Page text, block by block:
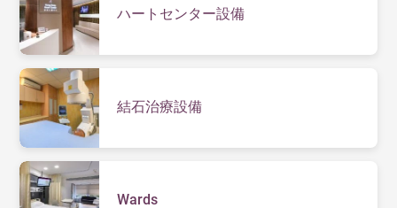
ハートセンター設備
結石治療設備
Wards